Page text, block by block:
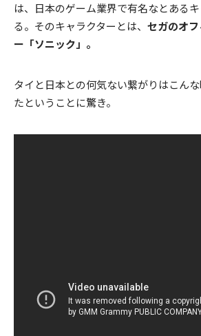
は、日本のゲーム業界で有名なとある
る。そのキャラクターとは、 セガのオ
ー「ソニック」。
タイと日本との何気ない繋がりはこん
たということに驚き。